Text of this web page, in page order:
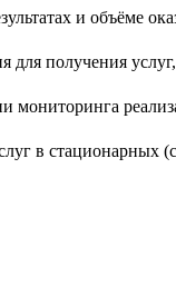
и объёме
для получения
мониторинга
в стационарных